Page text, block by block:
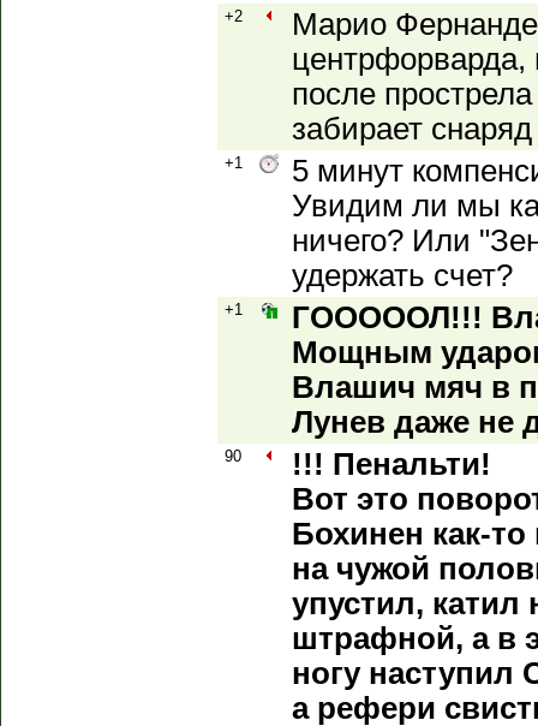
+2
Марио
центрфорварда,
после
забирает
+1
5 минут
Увидим ли мы
ничего? Или
удержать счет?
+1
ГОООООЛ!!!
Мощным
Влашич мяч в
Лунев даже не
90
!!! Пенальти!
Вот это
Бохинен как-
на чужой
упустил, катил
штрафной, а в
ногу наступил
а рефери